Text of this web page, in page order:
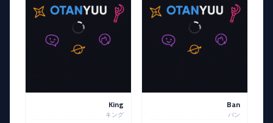
Ban
バン
King
キング